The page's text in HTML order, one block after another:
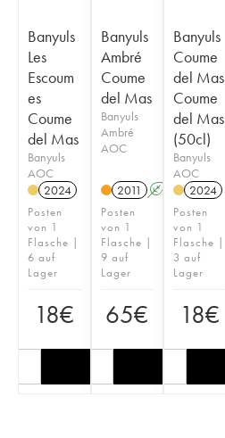
Banyuls
Les
Escoum
es
Coume
del Mas
Banyuls
AOC
2024
Posten
von 1
Flasche |
6 auf
Lager
18€
Banyuls
Ambré
Coume
del Mas
Banyuls
Ambré
AOC
2011 A
Posten
von 1
Flasche |
9 auf
Lager
65€
Banyuls
Coume
del Mas
Coume
del Mas
(50cl)
Banyuls
AOC
2024
Posten
von 1
Flasche |
3 auf
Lager
18€